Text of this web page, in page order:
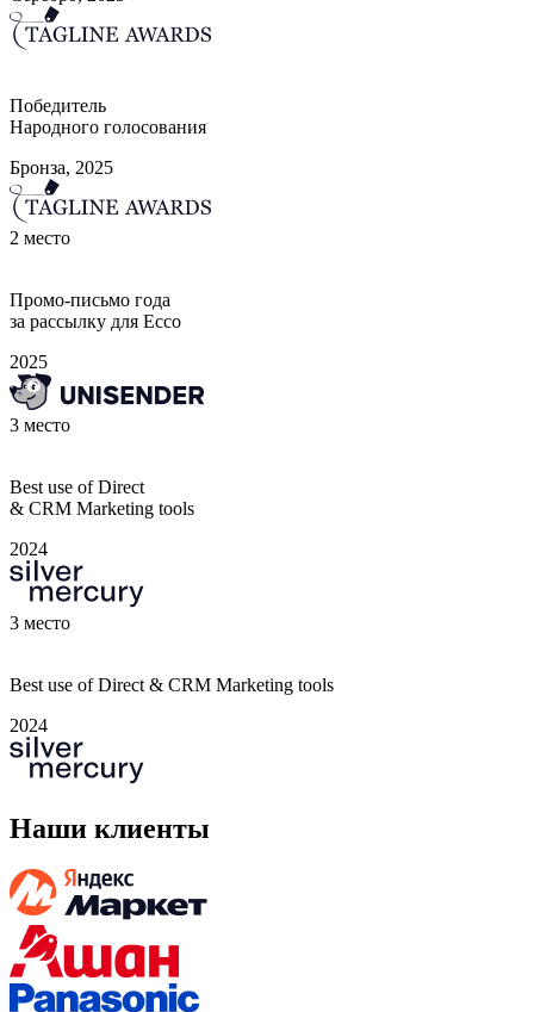
Победитель
Народного голосования
Бронза, 2025
2 место
Промо-письмо года
за рассылку для Ecco
2025
3 место
Best use of Direct
& CRM Marketing tools
2024
3 место
Best use of Direct & CRM Marketing tools
2024
Наши клиенты